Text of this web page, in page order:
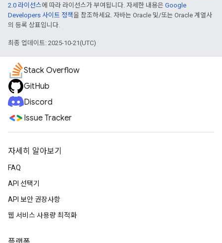
2.0 라이선스에 따라 라이선스가 부여됩니다. 자세한 내용은 Google
Developers 사이트 정책을 참조하세요. 자바는 Oracle 및/또는 Oracle 계열사
의 등록 상표입니다.
최종 업데이트: 2025-10-21(UTC)
Stack Overflow
GitHub
Discord
Issue Tracker
자세히 알아보기
FAQ
API 선택기
API 보안 권장사항
웹 서비스 사용량 최적화